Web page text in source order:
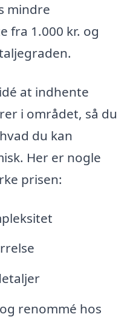
mindre
fra 1.000 kr. og
at indhente
i området, så du
du kan
Her er nogle
prisen:
renommé hos